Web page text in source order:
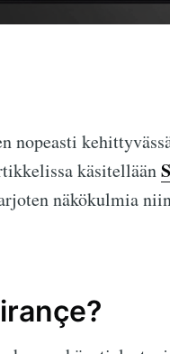
nopeasti
käsitellään
näkökulmia